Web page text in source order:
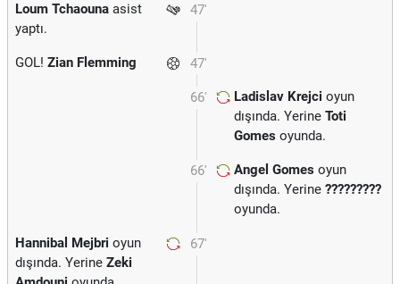
47'
Loum Tchaouna asist
yaptı.
47'
GOL! Zian Flemming
66' Ladislav Krejci oyun
dışında. Yerine Toti
Gomes oyunda.
66' Angel Gomes oyun
dışında. Yerine ?????????
oyunda.
67'
Hannibal Mejbri oyun
dışında. Yerine Zeki